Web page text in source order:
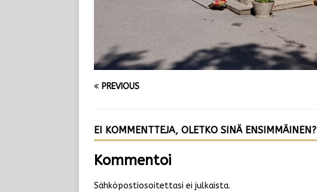
PREVIOUS
EI KOMMENTTEJA, OLETKO SINÄ ENSIMMÄINEN?
Kommentoi
Sähköpostiosoitettasi ei julkaista.